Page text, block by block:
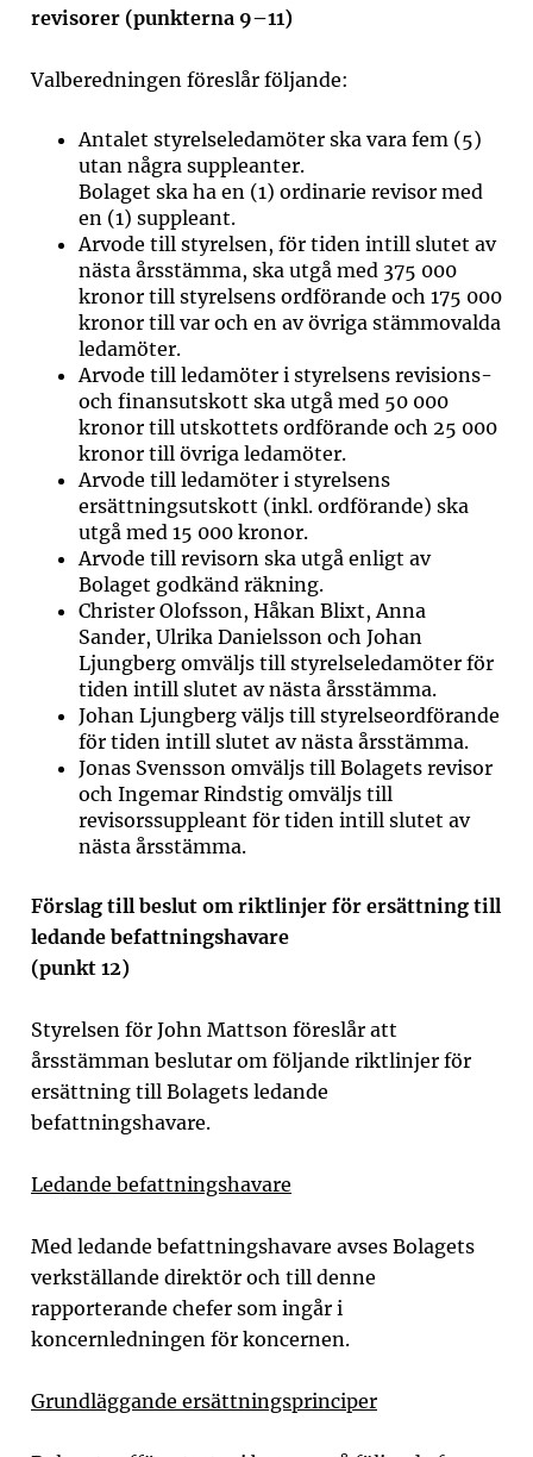
revisorer (punkterna 9–11)
Valberedningen föreslår följande:
Antalet styrelseledamöter ska vara fem (5)
utan några suppleanter.
Bolaget ska ha en (1) ordinarie revisor med
en (1) suppleant.
Arvode till styrelsen, för tiden intill slutet av
nästa årsstämma, ska utgå med 375 000
kronor till styrelsens ordförande och 175 000
kronor till var och en av övriga stämmovalda
ledamöter.
Arvode till ledamöter i styrelsens revisions-
och finansutskott ska utgå med 50 000
kronor till utskottets ordförande och 25 000
kronor till övriga ledamöter.
Arvode till ledamöter i styrelsens
ersättningsutskott (inkl. ordförande) ska
utgå med 15 000 kronor.
Arvode till revisorn ska utgå enligt av
Bolaget godkänd räkning.
Christer Olofsson, Håkan Blixt, Anna
Sander, Ulrika Danielsson och Johan
Ljungberg omväljs till styrelseledamöter för
tiden intill slutet av nästa årsstämma.
Johan Ljungberg väljs till styrelseordförande
för tiden intill slutet av nästa årsstämma.
Jonas Svensson omväljs till Bolagets revisor
och Ingemar Rindstig omväljs till
revisorssuppleant för tiden intill slutet av
nästa årsstämma.
Förslag till beslut om riktlinjer för ersättning till
ledande befattningshavare
(punkt 12)
Styrelsen för John Mattson föreslår att
årsstämman beslutar om följande riktlinjer för
ersättning till Bolagets ledande
befattningshavare.
Ledande befattningshavare
Med ledande befattningshavare avses Bolagets
verkställande direktör och till denne
rapporterande chefer som ingår i
koncernledningen för koncernen.
Grundläggande ersättningsprinciper